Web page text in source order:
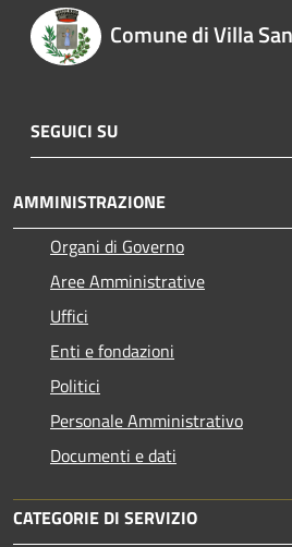
Comune di Villa
SEGUICI SU
AMMINISTRAZIONE
Organi di Governo
Aree Amministrative
Uffici
Enti e fondazioni
Politici
Personale Amministrativo
Documenti e dati
CATEGORIE DI SERVIZIO